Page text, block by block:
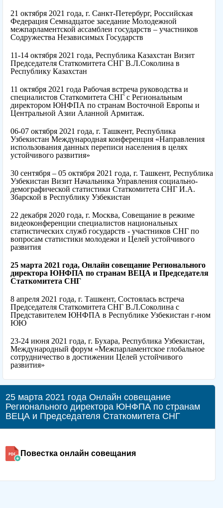
21 октября 2021 года, г. Санкт-Петербург, Российская
Федерация Семнадцатое заседание Молодежной
межпарламентской ассамблеи государств – участников
Содружества Независимых Государств
11-14 октября 2021 года, Республика Казахстан Визит
Председателя Статкомитета СНГ В.Л.Соколина в
Республику Казахстан
11 октября 2021 года Рабочая встреча руководства и
специалистов Статкомитета СНГ с Региональным
директором ЮНФПА по странам Восточной Европы и
Центральной Азии Аланной Армитаж.
06-07 октября 2021 года, г. Ташкент, Республика
Узбекистан Международная конференция «Направления
использования данных переписи населения в целях
устойчивого развития»
30 сентября – 05 октября 2021 года, г. Ташкент, Республика
Узбекистан Визит Начальника Управления социально-
демографической статистики Статкомитета СНГ И.А.
Збарской в Республику Узбекистан
22 декабря 2020 года, г. Москва, Совещание в режиме
видеоконференции специалистов национальных
статистических служб государств - участников СНГ по
вопросам статистики молодежи и Целей устойчивого
развития
25 марта 2021 года, Онлайн совещание Регионального
директора ЮНФПА по странам ВЕЦА и Председателя
Статкомитета СНГ
8 апреля 2021 года, г. Ташкент, Состоялась встреча
Председателя Статкомитета СНГ В.Л.Соколина с
Представителем ЮНФПА в Республике Узбекистан г-ном
ЮЮ
23-24 июня 2021 года, г. Бухара, Республика Узбекистан,
Международный форум «Межпарламентское глобальное
сотрудничество в достижении Целей устойчивого
развития»
25 марта 2021 года Онлайн совещание
Регионального директора ЮНФПА по странам
ВЕЦА и Председателя Статкомитета СНГ
Повестка онлайн совещания